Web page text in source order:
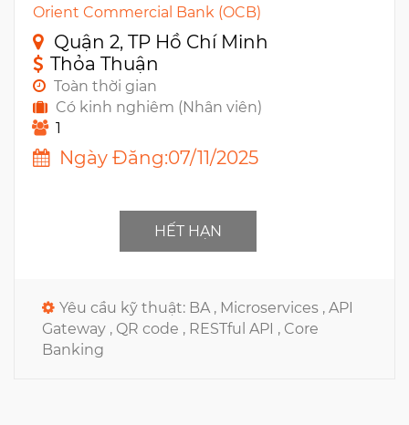
Orient Commercial Bank (OCB)
Quận 2, TP Hồ Chí Minh
Thỏa Thuận
Toàn thời gian
Có kinh nghiêm (Nhân viên)
1
Ngày Đăng:07/11/2025
HẾT HẠN
Yêu cầu kỹ thuật: BA , Microservices , API
Gateway , QR code , RESTful API , Core
Banking